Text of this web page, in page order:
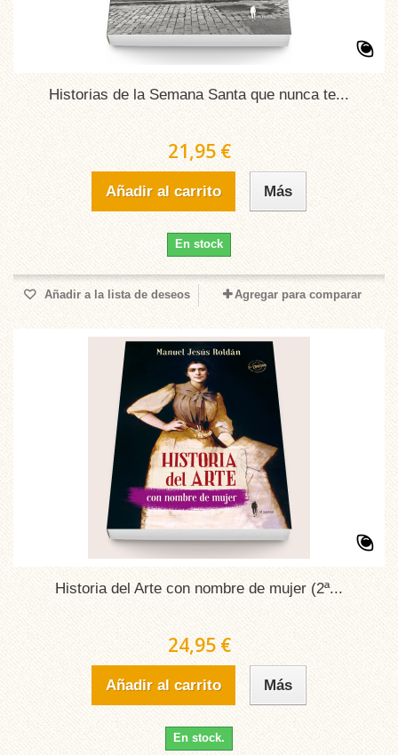
Historias de la Semana Santa que nunca te...
21,95 €
Añadir al carrito Más
En stock
Añadir a la lista de deseos Agregar para comparar
Historia del Arte con nombre de mujer (2ª...
24,95 €
Añadir al carrito Más
En stock.